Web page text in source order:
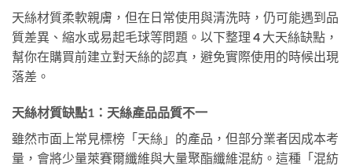
天絲材質柔軟親膚，但在日常使用與清洗時，仍可能遇到品
質差異、縮水或易起毛球等問題。以下整理 4 大天絲缺點，
幫你在購買前建立對天絲的認真，避免實際使用的時候出現
落差。
天絲材質缺點1：天絲產品品質不一
雖然市面上常見標榜「天絲」的產品，但部分業者因成本考
量，會將少量萊賽爾纖維與大量聚酯纖維混紡。這種「混紡